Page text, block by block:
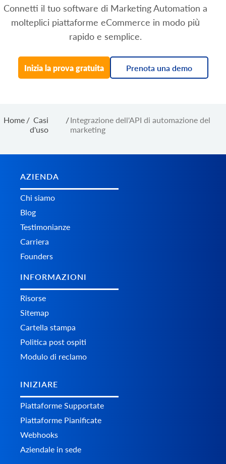
Connetti il tuo software di Marketing Automation a
molteplici piattaforme eCommerce in modo più
rapido e semplice.
Inizia la prova gratuita Prenota una demo
Home / Casi
d'uso
/Integrazione dell'API di automazione del
marketing
AZIENDA
Chi siamo
Blog
Testimonianze
Carriera
Founders
INFORMAZIONI
Risorse
Sitemap
Cartella stampa
Politica post ospiti
Modulo di reclamo
INIZIARE
Piattaforme Supportate
Piattaforme Pianificate
Webhooks
Aziendale in sede